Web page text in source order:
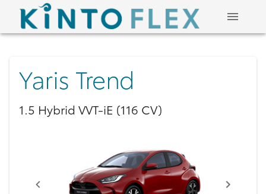
Yaris Trend
1.5 Hybrid VVT-iE (116 CV)